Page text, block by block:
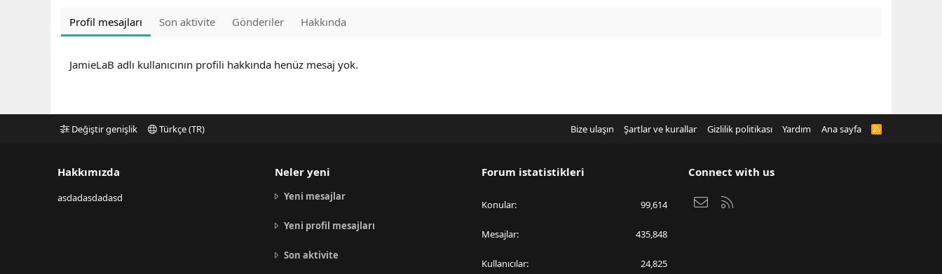
Profil mesajları Son aktivite Gönderiler Hakkında
JamieLaB adlı kullanıcının profili hakkında henüz mesaj yok.
Değiştir genişlik Türkçe (TR) Bize ulaşın Şartlar ve kurallar Gizlilik politikası Yardım Ana sayfa
R
Hakkımızda
asdadasdadasd
Neler yeni
Yeni mesajlar
Yeni profil mesajları
Son aktivite
Forum istatistikleri
Konular 99,614
Mesajlar 435,848
Kullanıcılar 24,825
Connect with us
Bize ulaşın